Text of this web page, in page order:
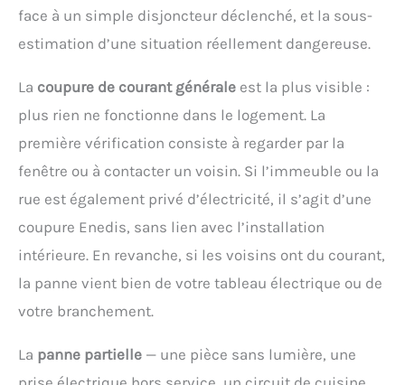
face à un simple disjoncteur déclenché, et la sous-
estimation d’une situation réellement dangereuse.
La coupure de courant générale est la plus visible :
plus rien ne fonctionne dans le logement. La
première vérification consiste à regarder par la
fenêtre ou à contacter un voisin. Si l’immeuble ou la
rue est également privé d’électricité, il s’agit d’une
coupure Enedis, sans lien avec l’installation
intérieure. En revanche, si les voisins ont du courant,
la panne vient bien de votre tableau électrique ou de
votre branchement.
La panne partielle — une pièce sans lumière, une